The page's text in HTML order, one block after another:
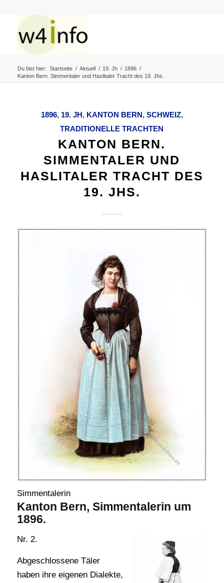
Du bist hier: Startseite / Aktuell / 19. Jh / 1896 /
Kanton Bern. Simmentaler und Haslitaler Tracht des 19. Jhs.
1896, 19. JH, KANTON BERN, SCHWEIZ,
TRADITIONELLE TRACHTEN
KANTON BERN.
SIMMENTALER UND
HASLITALER TRACHT DES
19. JHS.
Simmentalerin
Kanton Bern, Simmentalerin um
1896.
Nr. 2.
Abgeschlossene Täler
haben ihre eigenen Dialekte,